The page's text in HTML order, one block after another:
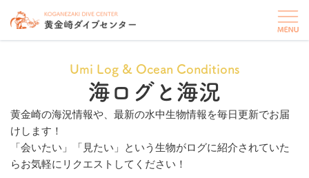
Umi Log & Ocean Conditions
海ログと海況
黄金崎の海況情報や、最新の水中生物情報を毎日更新でお届
けします！
「会いたい」「見たい」という生物がログに紹介されていた
らお気軽にリクエストしてください！